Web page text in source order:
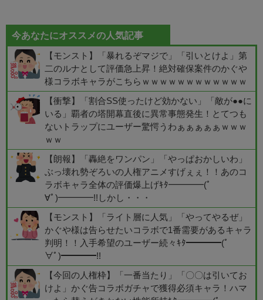
今あなたにオススメの人気記事
【モンスト】「暴れるぞマジで」「引いとけよ」第
二のルナとして評価急上昇！絶対確保案件のかぐや
様コラボキャラがこちらｗｗｗｗｗｗｗｗｗｗｗｗ
【衝撃】「割合SS使ったけど効かない」「敵が●●に
いる」覇者の塔開幕直後に異常事態発生！とてつも
ないトラップにユーザー驚愕うわぁぁぁぁぁｗｗｗ
ｗｗ
【朗報】「轟絶をワンパン」「やっぱおかしいわ」
ぶっ壊れ勢ぞろいの人権アニメすげぇぇ！！あのコ
ラボキャラ全体の評価爆上げｷﾀ━━━━(ﾟ
∀ﾟ)━━━━!!しかし・・・
【モンスト】「ライト層に人気」「やってやるぜ」
かぐや様は告らせたいコラボで1番需要があるキャラ
判明！！入手希望のユーザー続々ｷﾀ━━━━(ﾟ
∀ﾟ)━━━━!!
【今回の人権枠】「一番当たり」「〇〇は引いてお
けよ」かぐ告コラボガチャで獲得必須キャラ！ハマ